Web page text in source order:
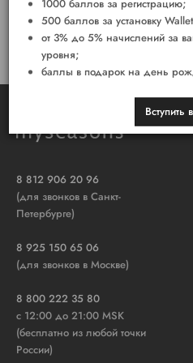
8 812 906 20 96
(для звонков в Санкт-
Петербурге)
8 925 150 65 06
(для звонков в Москве)
8 800 222 35 80
c 12:00 до 21:00 MSK
(бесплатно из любой точки
России)
1000 баллов за регистрацию;
500 баллов за установку
от 3% до 5% начислений за
уровня;
баллы в подарок на день
Вступить